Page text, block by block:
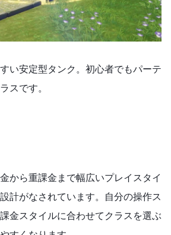
い安定型タンク。初心者でもパーテ
スです。
から重課金まで幅広いプレイスタイ
計がなされています。自分の操作ス
金スタイルに合わせてクラスを選ぶ